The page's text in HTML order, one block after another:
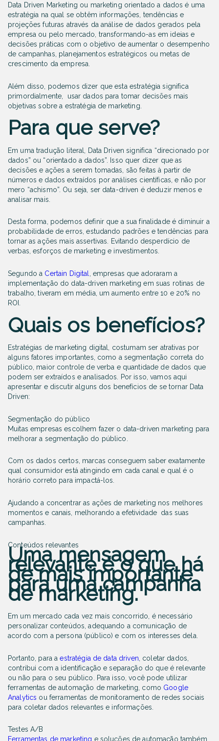
Data Driven Marketing ou marketing orientado a dados é uma
estratégia na qual se obtêm informações, tendências e
projeções futuras através da análise de dados gerados pela
empresa ou pelo mercado, transformando-as em ideias e
decisões práticas com o objetivo de aumentar o desempenho
de campanhas, planejamentos estratégicos ou metas de
crescimento da empresa.
Além disso, podemos dizer que esta estratégia significa
primordialmente, usar dados para tomar decisões mais
objetivas sobre a estratégia de marketing.
Para que serve?
Em uma tradução literal, Data Driven significa “direcionado por
dados” ou “orientado a dados”. Isso quer dizer que as
decisões e ações a serem tomadas, são feitas à partir de
números e dados extraídos por análises científicas, e não por
mero “achismo”. Ou seja, ser data-driven é deduzir menos e
analisar mais.
Desta forma, podemos definir que a sua finalidade é diminuir a
probabilidade de erros, estudando padrões e tendências para
tornar as ações mais assertivas. Evitando desperdício de
verbas, esforços de marketing e investimentos.
Segundo a Certain Digital
, empresas que adoraram a
implementação do data-driven marketing em suas rotinas de
trabalho, tiveram em média, um aumento entre 10 e 20% no
ROI.
Quais os benefícios?
Estratégias de marketing digital, costumam ser atrativas por
alguns fatores importantes, como a segmentação correta do
público, maior controle de verba e quantidade de dados que
podem ser extraídos e analisados. Por isso, vamos aqui
apresentar e discutir alguns dos benefícios de se tornar Data
Driven:
Segmentação do público
Muitas empresas escolhem fazer o data-driven marketing para
melhorar a segmentação do público.
Com os dados certos, marcas conseguem saber exatamente
qual consumidor está atingindo em cada canal e qual é o
horário correto para impactá-los.
Ajudando a concentrar as ações de marketing nos melhores
momentos e canais, melhorando a efetividade das suas
campanhas.
Conteúdos relevantes
Uma mensagem
relevante é o que há
de mais importante
para uma campanha
de marketing.
Em um mercado cada vez mais concorrido, é necessário
personalizar conteúdos, adequando a comunicação de
acordo com a persona (público) e com os interesses dela.
Portanto, para aestratégia de data driven , coletar dados,
contribui com a identificação e separação do que é relevante
ou não para o seu público. Para isso, você pode utilizar
ferramentas de automação de marketing, como Google
Analytics ou ferramentas de monitoramento de redes sociais
para coletar dados relevantes e informações.
Testes A/B
Ferramentas de marketing e soluções de automação também